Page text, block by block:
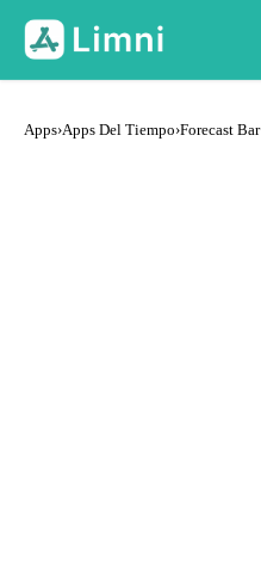
Apps›Apps Del Tiempo›Forecast Bar